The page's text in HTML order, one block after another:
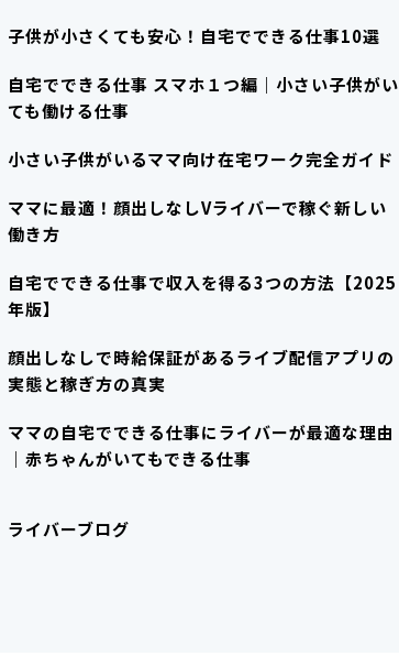
子供が小さくても安心！自宅でできる仕事10選
自宅でできる仕事 スマホ１つ編｜小さい子供がい
ても働ける仕事
小さい子供がいるママ向け在宅ワーク完全ガイド
ママに最適！顔出しなしVライバーで稼ぐ新しい
働き方
自宅でできる仕事で収入を得る3つの方法【2025
年版】
顔出しなしで時給保証があるライブ配信アプリの
実態と稼ぎ方の真実
ママの自宅でできる仕事にライバーが最適な理由
｜赤ちゃんがいてもできる仕事
ライバーブログ